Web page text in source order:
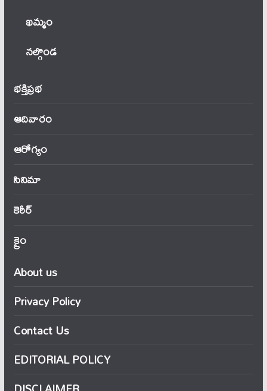
ఖ‌మ్మం
నల్గొండ
భక్తిప్రభ
ఆదివారం
ఆరోగ్యం
సినిమా
కెరీర్
క్రైం
About us
Privacy Policy
Contact Us
EDITORIAL POLICY